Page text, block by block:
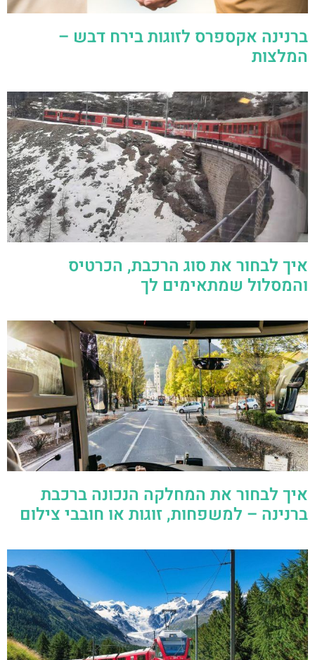
ברנינה אקספרס לזוגות בירח דבש –
המלצות
איך לבחור את סוג הרכבת, הכרטיס
והמסלול שמתאימים לך
איך לבחור את המחלקה הנכונה ברכבת
ברנינה – למשפחות, זוגות או חובבי צילום